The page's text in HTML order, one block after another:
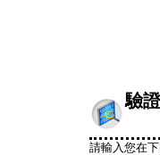
驗
請輸入您在